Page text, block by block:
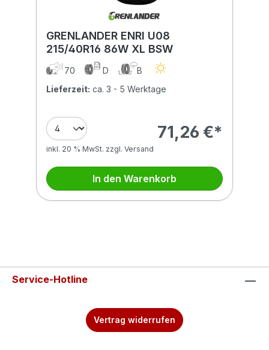
GRENLANDER ENRI U08
215/40R16 86W XL BSW
70 D
B
Lieferzeit: ca. 3 - 5 Werktage
71,26 €*
inkl. 20 % MwSt. zzgl. Versand
In den Warenkorb
Service-Hotline
Vertrag widerrufen